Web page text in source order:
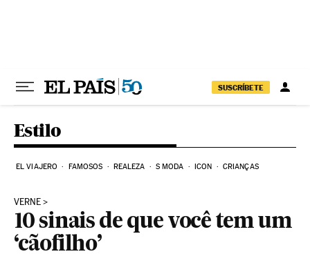
SUSCRÍBETE
Estilo
EL VIAJERO FAMOSOS REALEZA S MODA ICON CRIANÇAS
VERNE
10 sinais de que você tem um
‘cãofilho’